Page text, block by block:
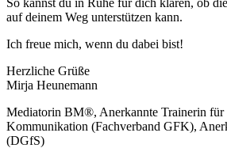
So kannst du in Ruhe für dich klären, ob
auf deinem Weg unterstützen kann.
Ich freue mich, wenn du dabei bist!
Herzliche Grüße
Mirja Heunemann
Mediatorin BM®, Anerkannte Trainerin für
Kommunikation (Fachverband GFK),
(DGfS)